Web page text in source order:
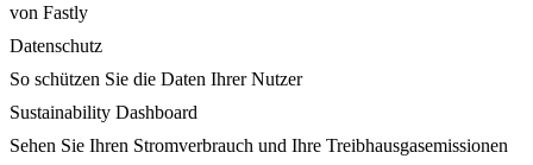
von Fastly
Datenschutz
So schützen Sie die Daten Ihrer Nutzer
Sustainability Dashboard
Sehen Sie Ihren Stromverbrauch und Ihre Treibhausgasemissionen